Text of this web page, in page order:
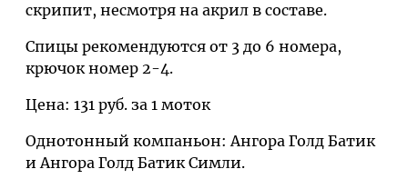
скрипит, несмотря на акрил в составе.
Спицы рекомендуются от 3 до 6 номера,
крючок номер 2-4.
Цена: 131 руб. за 1 моток
Однотонный компаньон: Ангора Голд Батик
и Ангора Голд Батик Симли.